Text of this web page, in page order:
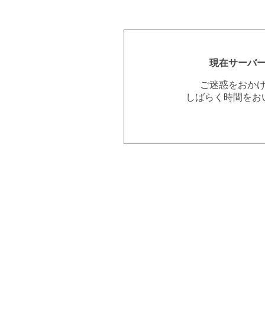
現在サーバ
ご迷惑をおか
しばらく時間を